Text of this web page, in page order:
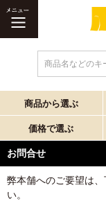
商品名などのキ
商品から選ぶ
価格で選ぶ
お問合せ
弊本舗へのご要望は
い。